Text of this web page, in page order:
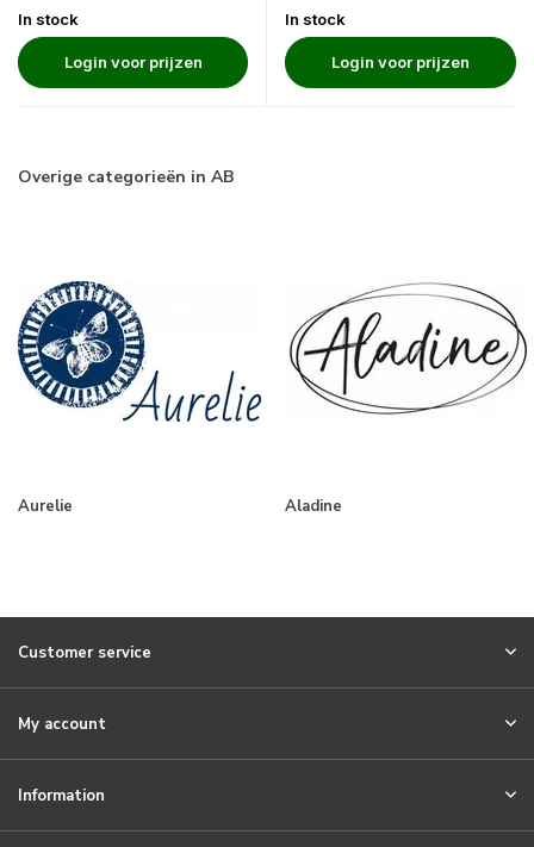
In stock
Login voor prijzen
In stock
Login voor prijzen
Overige categorieën in AB
Aurelie Aladine
Customer service
My account
Information